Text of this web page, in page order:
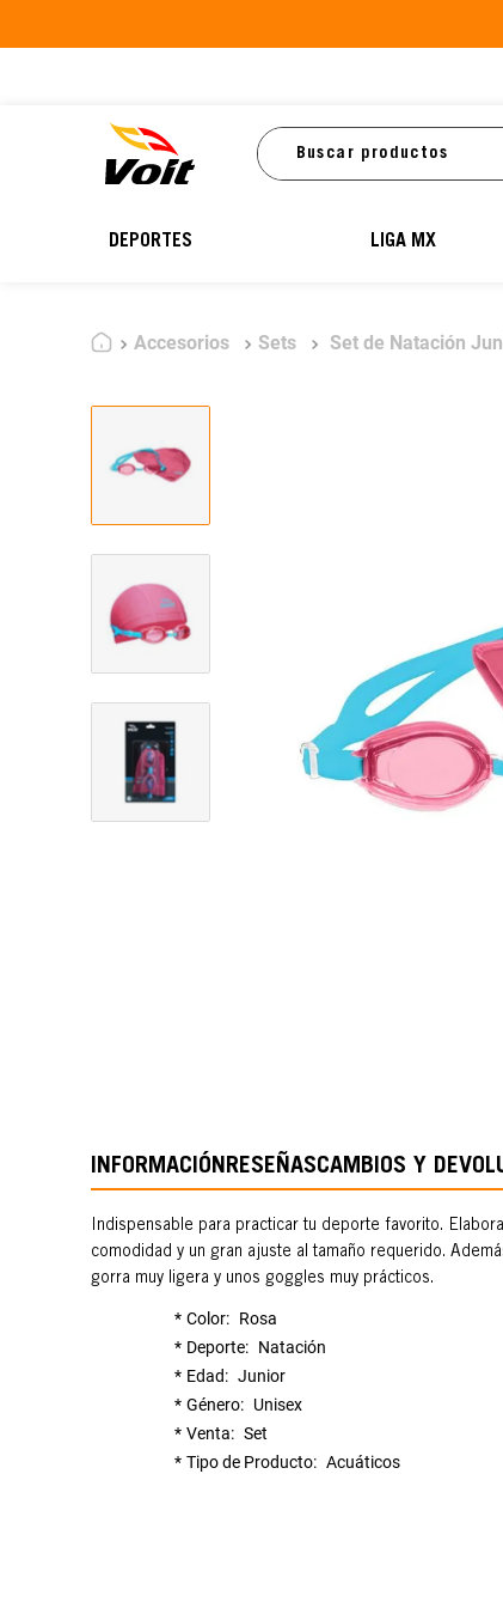
Buscar productos
DEPORTES LIGA MX
Accesorios Sets Set de Natación
INFORMACIÓNRESEÑASCAMBIOS Y
Indispensable para practicar tu deporte favorito.
comodidad y un gran ajuste al tamaño requerido.
gorra muy ligera y unos goggles muy prácticos.
Color
Rosa
Deporte
Natación
Edad
Junior
Género
Unisex
Venta
Set
Tipo de Producto
Acuáticos